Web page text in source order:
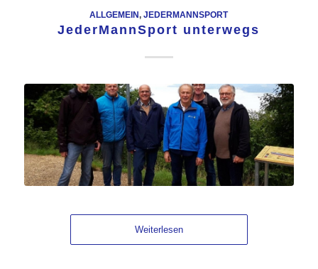
ALLGEMEIN,JEDERMANNSPORT
JederMannSport unterwegs
Weiterlesen